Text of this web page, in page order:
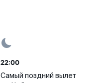
22:00
Самый поздний вылет